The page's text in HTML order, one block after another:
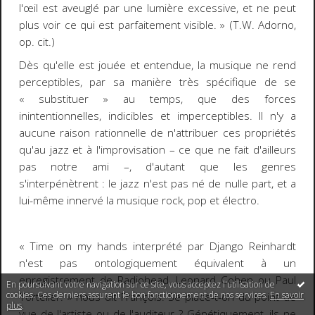
En poursuivant votre navigation sur ce site, vous acceptez l'utilisation de
cookies. Ces derniers assurent le bon fonctionnement de nos services.En savoir
plus.
l'œil est aveuglé par une lumière excessive, et ne peut
plus voir ce qui est parfaitement visible. » (T.W. Adorno,
op. cit.)
Dès qu'elle est jouée et entendue, la musique ne rend
perceptibles, par sa manière très spécifique de se
« substituer » au temps, que des forces
inintentionnelles, indicibles et imperceptibles. Il n'y a
aucune raison rationnelle de n'attribuer ces propriétés
qu'au jazz et à l'improvisation – ce que ne fait d'ailleurs
pas notre ami
–, d'autant que les genres
s'interpénètrent : le jazz n'est pas né de nulle part, et a
lui-même innervé la musique rock, pop et électro.
« Time on my hands interprété par Django Reinhardt
n'est pas ontologiquement équivalent à un
enregistrement de Radiohead, Leonard Cohen ou Paul
Tortelier. » nous dit François. Se place-t-on du point de